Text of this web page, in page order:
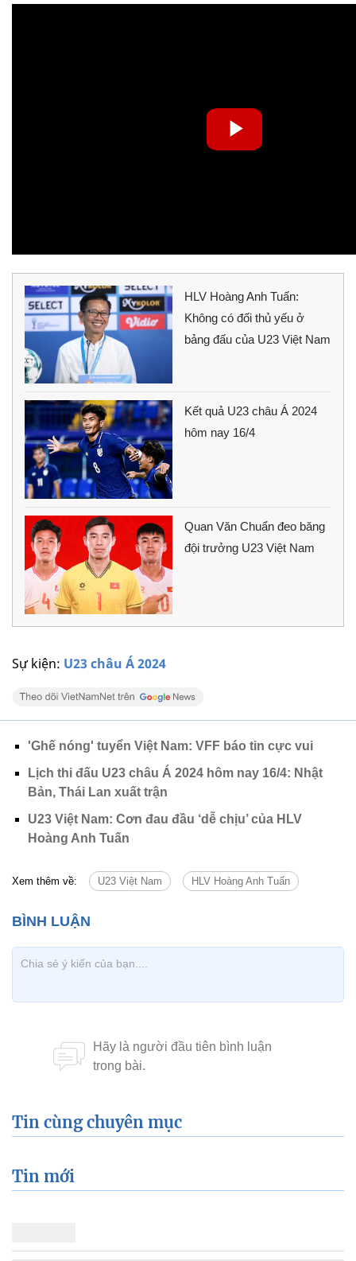
Sự kiện: U23 châu Á 2024
HLV Hoàng Anh Tuấn:
Không có đối thủ yếu ở
bảng đấu của U23 Việt Nam
Kết quả U23 châu Á 2024
hôm nay 16/4
Quan Văn Chuẩn đeo băng
đội trưởng U23 Việt Nam
'Ghế nóng' tuyển Việt Nam: VFF báo tin cực vui
Lịch thi đấu U23 châu Á 2024 hôm nay 16/4: Nhật
Bản, Thái Lan xuất trận
U23 Việt Nam: Cơn đau đầu ‘dễ chịu’ của HLV
Hoàng Anh Tuấn
Xem thêm về: U23 Việt Nam HLV Hoàng Anh Tuấn
Tin cùng chuyên mục
Tin mới